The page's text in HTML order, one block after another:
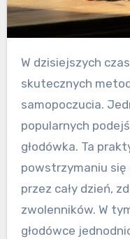
W dzisiejszych czasach wiele osób poszukuje
skutecznych
samopoczucia.
popularnych
głodówka. Ta
powstrzymaniu się
przez cały dzień,
zwolenników. W
głodówce